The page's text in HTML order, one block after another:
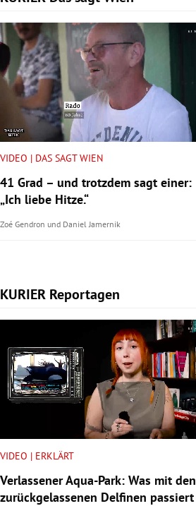
VIDEO | DAS SAGT WIEN
41 Grad – und trotzdem sagt einer:
„Ich liebe Hitze.“
Zoé Gendron und Daniel Jamernik
KURIER Reportagen
Slide 1 von 14
VIDEO | ERKLÄRT
Verlassener Aqua-Park: Was mit den
zurückgelassenen Delfinen passiert